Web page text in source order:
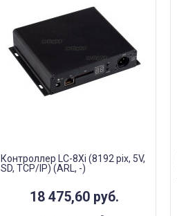
Контроллер LC-8Xi (8192 pix, 5V,
SD, TCP/IP) (ARL, -)
18 475,60 руб.